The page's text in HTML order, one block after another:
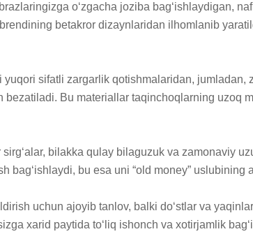
oʻzgacha joziba bagʻishlaydigan,
betakror dizaynlaridan ilhomlanib
sifatli zargarlik qotishmalaridan, jumladan,
Bu materiallar taqinchoqlarning uzoq
bilakka qulay bilaguzuk va zamonaviy
bagʻishlaydi, bu esa uni “old money”
uchun ajoyib tanlov, balki doʻstlar va
xarid paytida toʻliq ishonch va xotirjamlik